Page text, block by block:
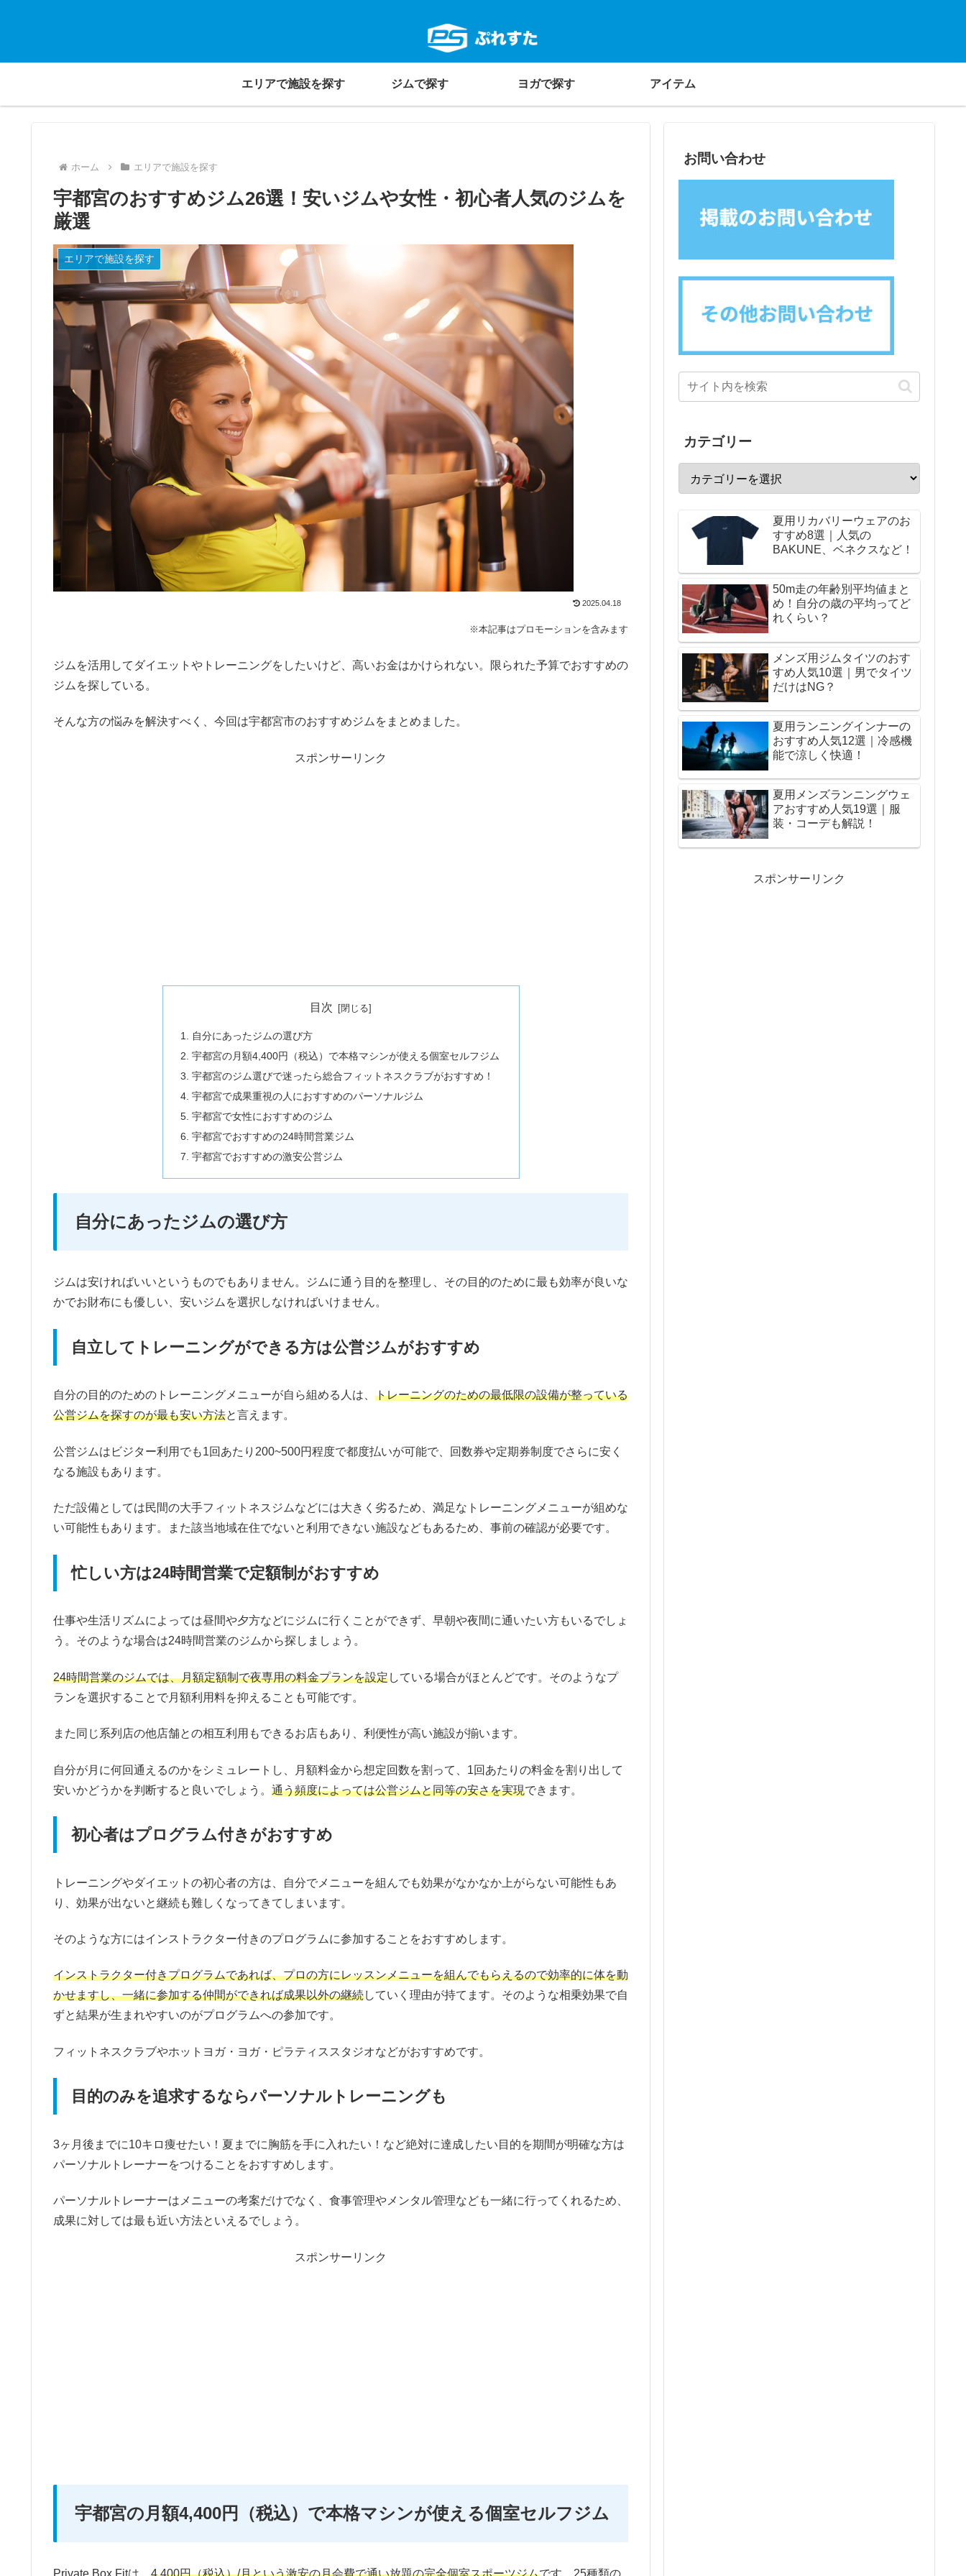
エリアで施設を探す ジムで探す ヨガで探す アイテム
ホーム エリアで施設を探す
宇都宮のおすすめジム26選！安いジムや女性・初心者人気のジムを
厳選
エリアで施設を探す
2025.04.18
※本記事はプロモーションを含みます
ジムを活用してダイエットやトレーニングをしたいけど、高いお金はかけられない。限られた予算でおすすめの
ジムを探している。
そんな方の悩みを解決すべく、今回は宇都宮市のおすすめジムをまとめました。
スポンサーリンク
目次
自分にあったジムの選び方
宇都宮の月額4,400円（税込）で本格マシンが使える個室セルフジム
宇都宮のジム選びで迷ったら総合フィットネスクラブがおすすめ！
宇都宮で成果重視の人におすすめのパーソナルジム
宇都宮で女性におすすめのジム
宇都宮でおすすめの24時間営業ジム
宇都宮でおすすめの激安公営ジム
自分にあったジムの選び方
ジムは安ければいいというものでもありません。ジムに通う目的を整理し、その目的のために最も効率が良いな
かでお財布にも優しい、安いジムを選択しなければいけません。
自立してトレーニングができる方は公営ジムがおすすめ
自分の目的のためのトレーニングメニューが自ら組める人は、 トレーニングのための最低限の設備が整っている
公営ジムを探すのが最も安い方法と言えます。
公営ジムはビジター利用でも1回あたり200~500円程度で都度払いが可能で、回数券や定期券制度でさらに安く
なる施設もあります。
ただ設備としては民間の大手フィットネスジムなどには大きく劣るため、満足なトレーニングメニューが組めな
い可能性もあります。また該当地域在住でないと利用できない施設などもあるため、事前の確認が必要です。
忙しい方は24時間営業で定額制がおすすめ
仕事や生活リズムによっては昼間や夕方などにジムに行くことができず、早朝や夜間に通いたい方もいるでしょ
う。そのような場合は24時間営業のジムから探しましょう。
24時間営業のジムでは、月額定額制で夜専用の料金プランを設定している場合がほとんどです。そのようなプ
ランを選択することで月額利用料を抑えることも可能です。
また同じ系列店の他店舗との相互利用もできるお店もあり、利便性が高い施設が揃います。
自分が月に何回通えるのかをシミュレートし、月額料金から想定回数を割って、1回あたりの料金を割り出して
安いかどうかを判断すると良いでしょう。 通う頻度によっては公営ジムと同等の安さを実現できます。
初心者はプログラム付きがおすすめ
トレーニングやダイエットの初心者の方は、自分でメニューを組んでも効果がなかなか上がらない可能性もあ
り、効果が出ないと継続も難しくなってきてしまいます。
そのような方にはインストラクター付きのプログラムに参加することをおすすめします。
インストラクター付きプログラムであれば、プロの方にレッスンメニューを組んでもらえるので効率的に体を動
かせますし、一緒に参加する仲間ができれば成果以外の継続していく理由が持てます。そのような相乗効果で自
ずと結果が生まれやすいのがプログラムへの参加です。
フィットネスクラブやホットヨガ・ヨガ・ピラティススタジオなどがおすすめです。
目的のみを追求するならパーソナルトレーニングも
3ヶ月後までに10キロ痩せたい！夏までに胸筋を手に入れたい！など絶対に達成したい目的を期間が明確な方は
パーソナルトレーナーをつけることをおすすめします。
パーソナルトレーナーはメニューの考案だけでなく、食事管理やメンタル管理なども一緒に行ってくれるため、
成果に対しては最も近い方法といえるでしょう。
スポンサーリンク
宇都宮の月額4,400円（税込）で本格マシンが使える個室セルフジム
お問い合わせ
カテゴリー
夏用リカバリーウェアのお
すすめ8選｜人気の
BAKUNE、ベネクスなど！
50m走の年齢別平均値まと
め！自分の歳の平均ってど
れくらい？
メンズ用ジムタイツのおす
すめ人気10選｜男でタイツ
だけはNG？
夏用ランニングインナーの
おすすめ人気12選｜冷感機
能で涼しく快適！
夏用メンズランニングウェ
アおすすめ人気19選｜服
装・コーデも解説！
スポンサーリンク